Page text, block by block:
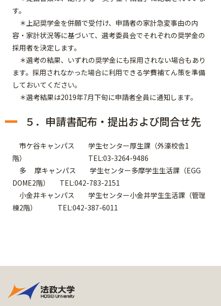
す。
＊上記奨学金を併願で受付け、申請者の家計急変事由の内
容・家計状況等に基づいて、選考委員会でそれぞれの奨学金の
採用者を決定します。
＊選考の結果、 いずれの奨学金にも採用されない場合もあり
ます。 採用されなかった場合に利用できる学費補てん策を準備
しておいてください。
＊選考結果は2019年7月下旬に申請者全員に通知します。
５．申請書配布・提出および問合せ先
市ケ谷キャンパス 学生センター厚生課（外濠校舎1
階） TEL:03-3264-9486
多 摩キャンパス 学生センター多摩学生生活課（EGG
DOME2階） TEL:042-783-2151
小金井キャンパス 学生センター小金井学生生活課（管理
棟2階） TEL:042-387-6011